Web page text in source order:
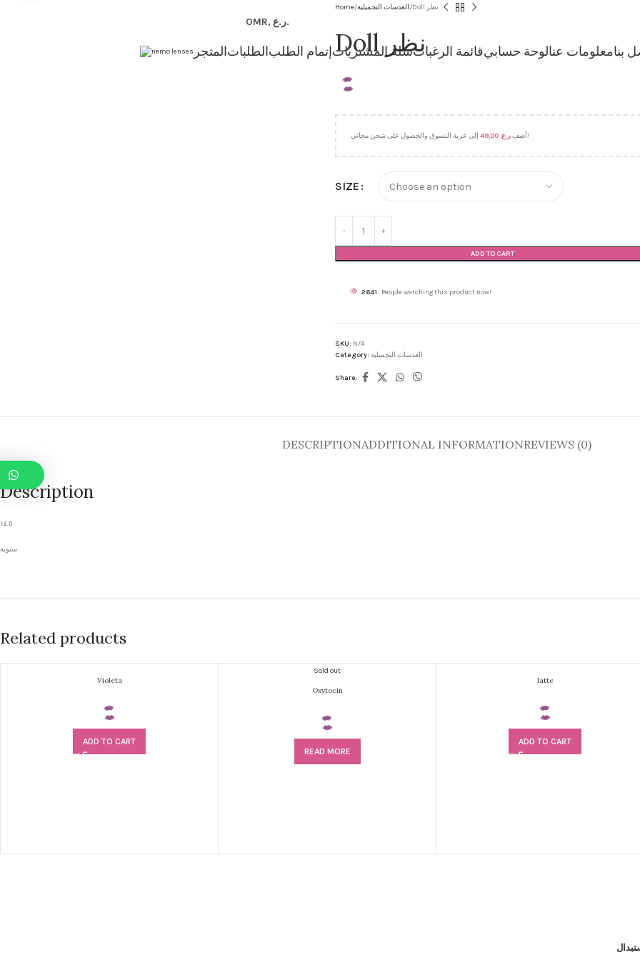
المتجرالطلباتإتمام الطلبسلة المشترياتقائمة الرغباتلوحة حسابيمعلومات عنابنا
Home العدسات التجميلية Doll نظر
Doll نظر
أضفر.ع. إلى عربة التسوق والحصول على شحن مجاني!
SIZE
ADD TO CART
2641 People watching this product now!
SKU: N/A
Category: العدسات التجميلية
Share:
DESCRIPTIONADDITIONAL INFORMATIONREVIEWS (0)
Description
١٤.٥
سنوية
Related products
Violeta
ADD TO CART
Sold out
Oxytocin
READ MORE
latte
ADD TO CART